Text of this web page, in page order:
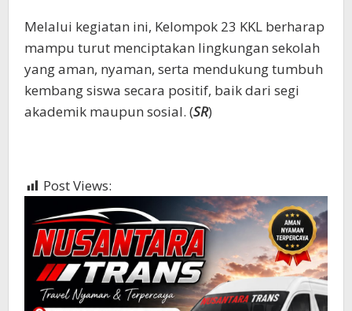
Melalui kegiatan ini, Kelompok 23 KKL berharap
mampu turut menciptakan lingkungan sekolah
yang aman, nyaman, serta mendukung tumbuh
kembang siswa secara positif, baik dari segi
akademik maupun sosial. (SR)
Post Views: